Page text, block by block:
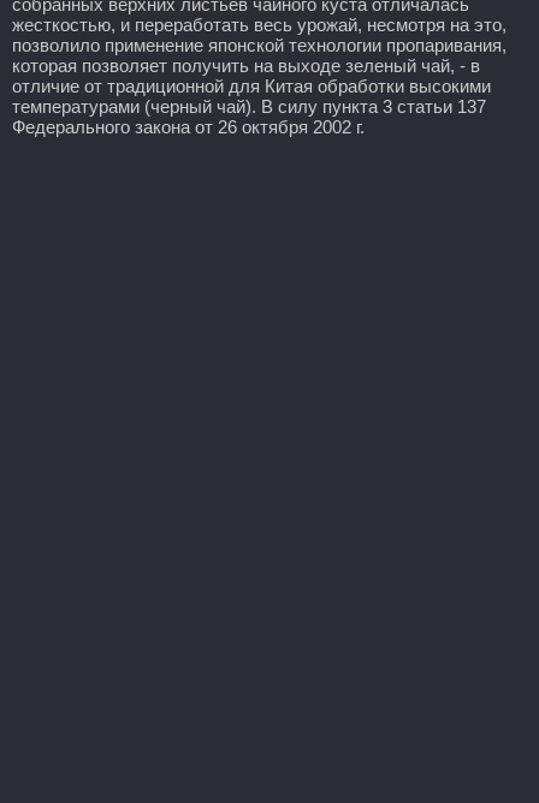
жесткостью, и переработать весь урожай, несмотря на это,
позволило применение японской технологии пропаривания,
которая позволяет получить на выходе зеленый чай, - в
отличие от традиционной для Китая обработки высокими
температурами (черный чай). В силу пункта 3 статьи 137
Федерального закона от 26 октября 2002 г.